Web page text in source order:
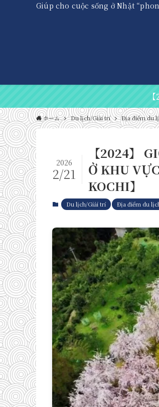
Giúp cho cuộc sống ở Nhật
ホーム Du lịch/Giải trí Địa điểm du
【2024】
Ở KHU
KOCHI】
2026
2/21
Du lịch/Giải trí Địa điểm du